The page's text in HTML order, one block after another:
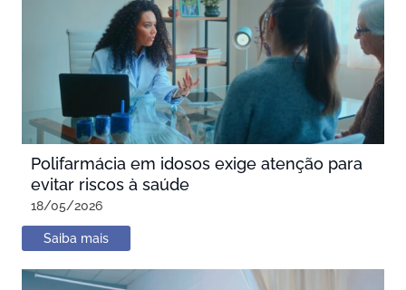
Polifarmácia em idosos exige atenção para
evitar riscos à saúde
18/05/2026
Saiba mais